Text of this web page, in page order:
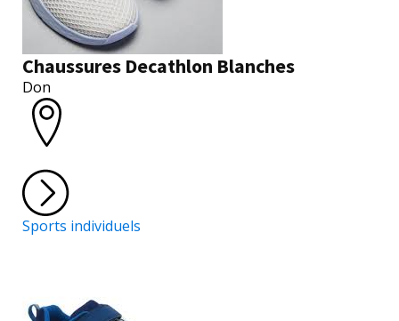
Chaussures Decathlon Blanches
Don
Sports individuels